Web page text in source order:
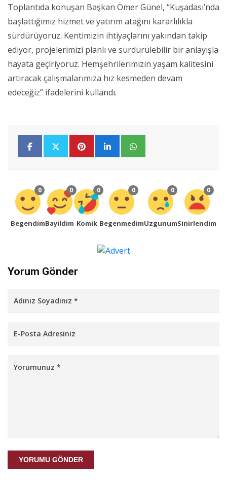
Toplantıda konuşan Başkan Ömer Günel, “Kuşadası’nda
başlattığımız hizmet ve yatırım atağını kararlılıkla
sürdürüyoruz. Kentimizin ihtiyaçlarını yakından takip
ediyor, projelerimizi planlı ve sürdürülebilir bir anlayışla
hayata geçiriyoruz. Hemşehrilerimizin yaşam kalitesini
artıracak çalışmalarımıza hız kesmeden devam
edeceğiz” ifadelerini kullandı.
0
Begendim
0
Bayildim
0
Komik
0
Begenmedim
0
Uzgunum
0
Sinirlendim
Yorum Gönder
YORUMU GÖNDER